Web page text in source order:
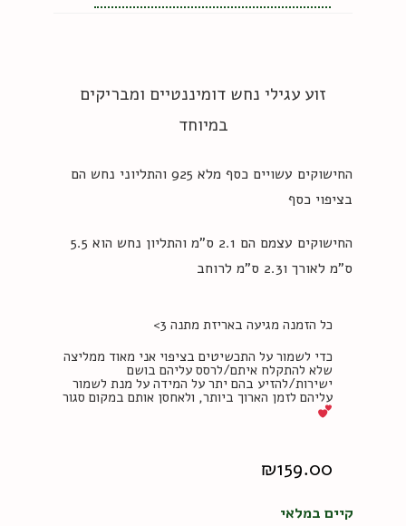
זוע עגילי נחש דומיננטיים ומבריקים
במיוחד
החישוקים עשויים כסף מלא 925 והתליוני נחש הם
בציפוי כסף
החישוקים עצמם הם 2.1 ס”מ והתליון נחש הוא 5.5
ס”מ לאורך ו2.3 ס”מ לרוחב
כל הזמנה מגיעה באריזת מתנה 3>
כדי לשמור על התכשיטים בציפוי אני מאוד ממליצה
שלא להתקלח איתם/לרסס עליהם בושם
ישירות/להזיע בהם יתר על המידה על מנת לשמור
עליהם לזמן הארוך ביותר, ולאחסן אותם במקום סגור
₪159.00
קיים במלאי